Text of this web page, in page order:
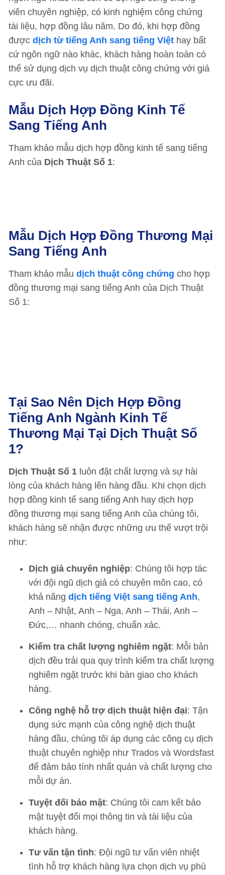
viên chuyên nghiệp, có kinh nghiệm công chứng
tài liệu, hợp đồng lâu năm. Do đó, khi hợp đồng
được dịch từ tiếng Anh sang tiếng Việt hay bất
cứ ngôn ngữ nào khác, khách hàng hoàn toàn có
thể sử dụng dịch vụ dịch thuật công chứng với giá
cực ưu đãi.
Mẫu Dịch Hợp Đồng Kinh Tế
Sang Tiếng Anh
Tham khảo mẫu dịch hợp đồng kinh tế sang tiếng
Anh của Dịch Thuật Số 1:
Mẫu Dịch Hợp Đồng Thương Mại
Sang Tiếng Anh
Tham khảo mẫu dịch thuật công chứng cho hợp
đồng thương mại sang tiếng Anh của Dịch Thuật
Số 1:
Tại Sao Nên Dịch Hợp Đồng
Tiếng Anh Ngành Kinh Tế
Thương Mại Tại Dịch Thuật Số
1?
Dịch Thuật Số 1 luôn đặt chất lượng và sự hài
lòng của khách hàng lên hàng đầu. Khi chọn dịch
hợp đồng kinh tế sang tiếng Anh hay dịch hợp
đồng thương mại sang tiếng Anh của chúng tôi,
khách hàng sẽ nhận được những ưu thế vượt trội
như:
Dịch giả chuyên nghiệp: Chúng tôi hợp tác
với đội ngũ dịch giả có chuyên môn cao, có
khả năng dịch tiếng Việt sang tiếng Anh,
Anh – Nhật, Anh – Nga, Anh – Thái, Anh –
Đức,… nhanh chóng, chuẩn xác.
Kiểm tra chất lượng nghiêm ngặt: Mỗi bản
dịch đều trải qua quy trình kiểm tra chất lượng
nghiêm ngặt trước khi bàn giao cho khách
hàng.
Công nghệ hỗ trợ dịch thuật hiện đại: Tận
dụng sức mạnh của công nghệ dịch thuật
hàng đầu, chúng tôi áp dụng các công cụ dịch
thuật chuyên nghiệp như Trados và Wordsfast
để đảm bảo tính nhất quán và chất lượng cho
mỗi dự án.
Tuyệt đối bảo mật: Chúng tôi cam kết bảo
mật tuyệt đối mọi thông tin và tài liệu của
khách hàng.
Tư vấn tận tình: Đội ngũ tư vấn viên nhiệt
tình hỗ trợ khách hàng lựa chọn dịch vụ phù